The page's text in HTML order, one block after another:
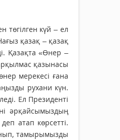
күй – ел
қазақ – қазақ
Қазақта «Өнер –
қазынасы
мерекесі ғана
рухани күн.
Ел Президенті
әрқайсымыздың
атап көрсетті.
тамырымызды